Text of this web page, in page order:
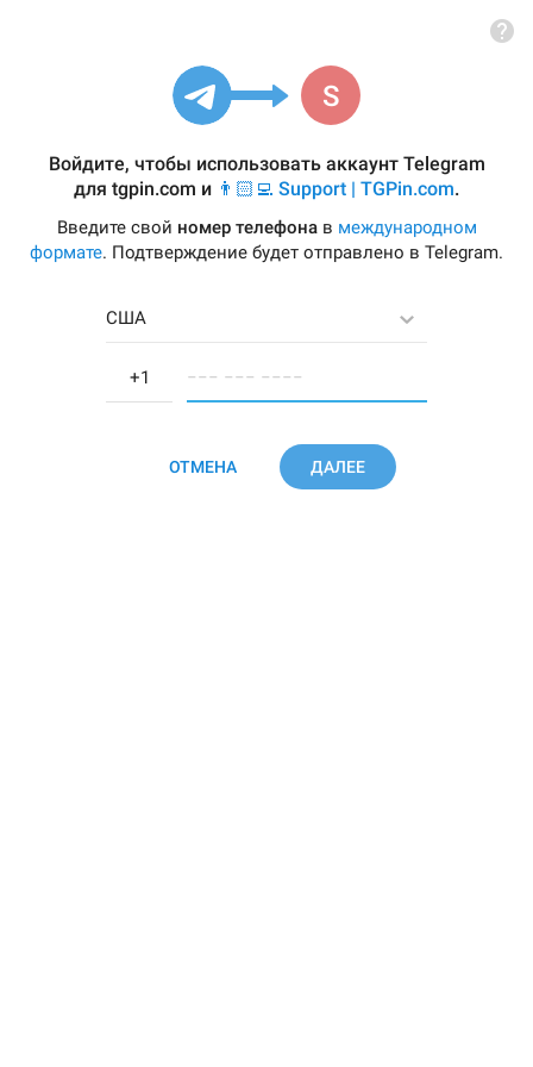
Войдите, чтобы использовать аккаунт Telegram
для tgpin.com и 👨🏻‍💻 Support | TGPin.com.
Введите свой номер телефонав международном
формате. Подтверждение будет отправлено в Telegram.
США
−−− −−− −−−−
ОТМЕНА ДАЛЕЕ